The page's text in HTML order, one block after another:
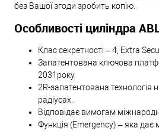
без Вашої згоди зробить копію.
Особливості циліндра
Клас секретності – 4, Extra
Запатентована ключова
2031року.
2R-запатентована технологія
радіусах.
Відповідає вимогам
Функція (Emergency) – яка дає